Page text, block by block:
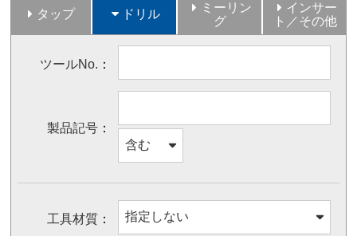
タップ ドリル
ミーリン
グ
インサー
ト／その他
ツールNo.
製品記号
工具材質